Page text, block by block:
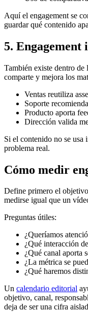
Aquí el engagement se
guardar qué contenido
5. Engagement
También existe dentro de
comparte y mejora los
Ventas reutiliza
Soporte
Producto aporta
Dirección valida
Si el contenido no se usa
problema real.
Cómo medir
Define primero el
medirse igual que un
Preguntas útiles:
¿Queríamos
¿Qué interacción
¿Qué canal aporta
¿La métrica se
¿Qué haremos
Un calendario editorial
objetivo, canal,
deja de ser una cifra